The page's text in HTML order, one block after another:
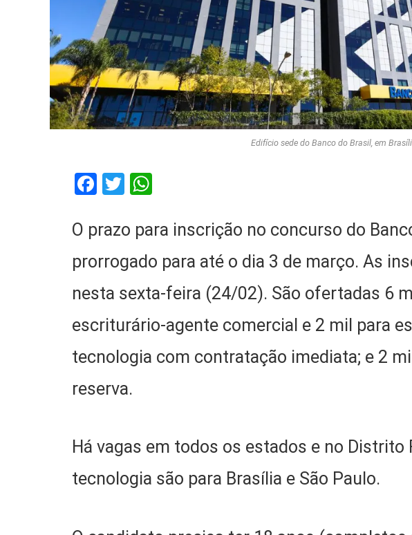
Edifício sede do Banco do Brasil, em
Facebook
Twitter
O prazo para inscrição no concurso do
prorrogado para até o dia 3 de março. As
nesta sexta-feira (24/02). São ofertadas 6
escriturário-agente comercial e 2 mil para
tecnologia com contratação imediata; e 2
reserva.
Há vagas em todos os estados e no Distrito
tecnologia são para Brasília e São Paulo.